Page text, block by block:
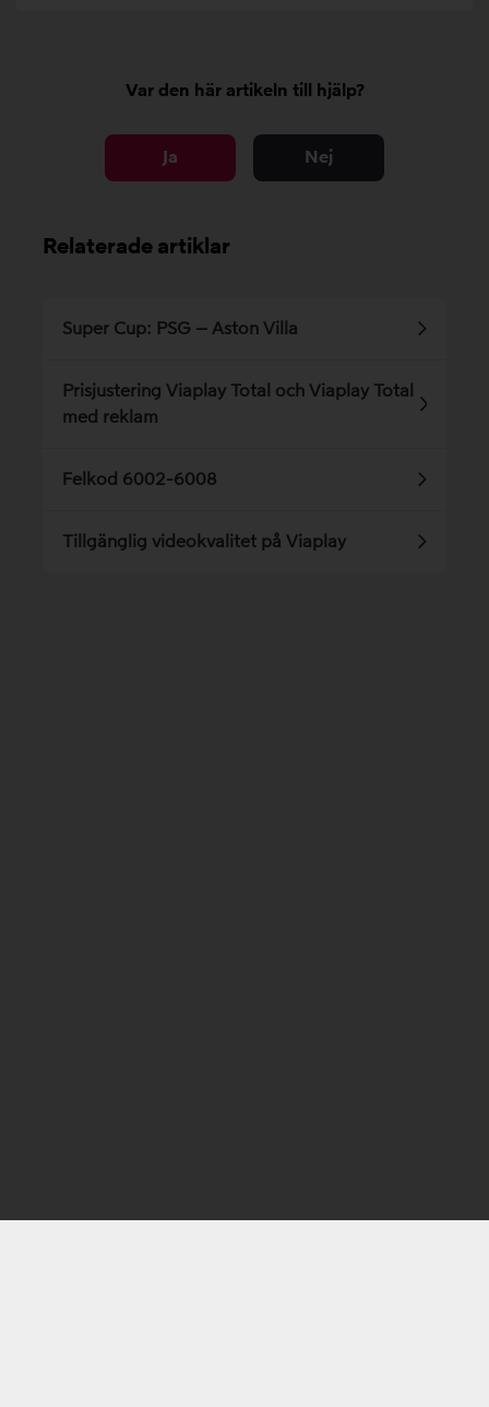
Var den här artikeln till hjälp?
Ja Nej
Relaterade artiklar
Super Cup: PSG – Aston Villa
Prisjustering Viaplay Total och Viaplay Total
med reklam
Felkod 6002-6008
Tillgänglig videokvalitet på Viaplay